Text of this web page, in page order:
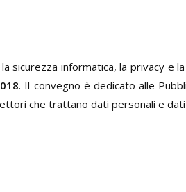
sicurezza informatica, la privacy e
. Il convegno è dedicato alle
che trattano dati personali e